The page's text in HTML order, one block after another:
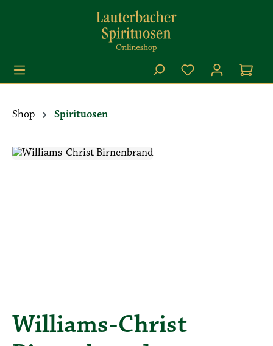
Zum Hauptinhalt springen
Shop Spirituosen
Bildergalerie überspringen
Williams-Christ